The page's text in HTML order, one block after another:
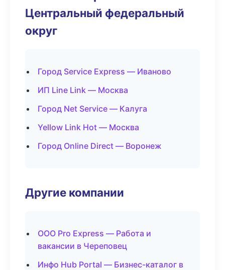
Центральный федеральный
округ
Город Service Express — Иваново
ИП Line Link — Москва
Город Net Service — Калуга
Yellow Link Hot — Москва
Город Online Direct — Воронеж
Другие компании
ООО Pro Express — Работа и
вакансии в Череповец
Инфо Hub Portal — Бизнес-каталог в